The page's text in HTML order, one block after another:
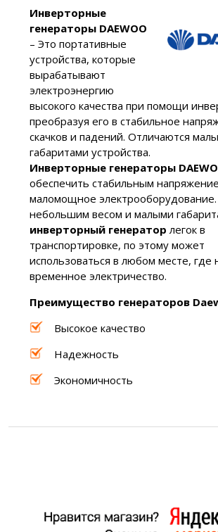
Инверторные
генераторы DAEWOO
– Это портативные
устройства, которые
вырабатывают
электроэнергию
высокого качества при помощи
преобразуя его в стабильное
скачков и падений. Отличаются
габаритами устройства.
Инверторные генераторы
обеспечить стабильным
маломощное электрооборудование.
небольшим весом и малыми
инверторный генератор легок в
транспортировке, по этому может
использоваться в любом месте, где
временное электричество.
Преимущество генераторов
Высокое качество
Надежность
Экономичность